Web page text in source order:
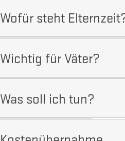
Wofür steht
Wichtig für Väter?
Was soll ich tun?